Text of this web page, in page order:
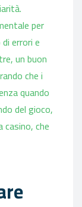
per
errori e
un buon
che i
quando
del gioco,
che